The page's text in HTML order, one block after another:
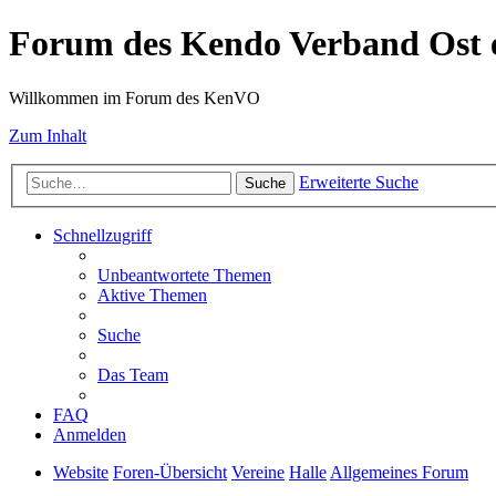
Forum des Kendo Verband Ost
Willkommen im Forum des KenVO
Zum Inhalt
Suche Erweiterte Suche
Schnellzugriff
Unbeantwortete Themen
Aktive Themen
Suche
Das Team
FAQ
Anmelden
Website Foren-Übersicht Vereine HalleAllgemeines Forum